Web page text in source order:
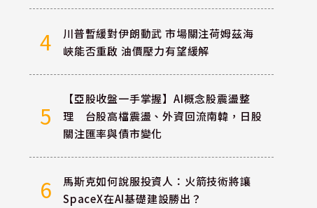
4
川普暫緩對伊朗動武 市場關注荷姆茲海
峽能否重啟 油價壓力有望緩解
5
【亞股收盤一手掌握】AI概念股震盪整
理 台股高檔震盪、外資回流南韓，日股
關注匯率與債市變化
6
馬斯克如何說服投資人：火箭技術將讓
SpaceX在AI基礎建設勝出？